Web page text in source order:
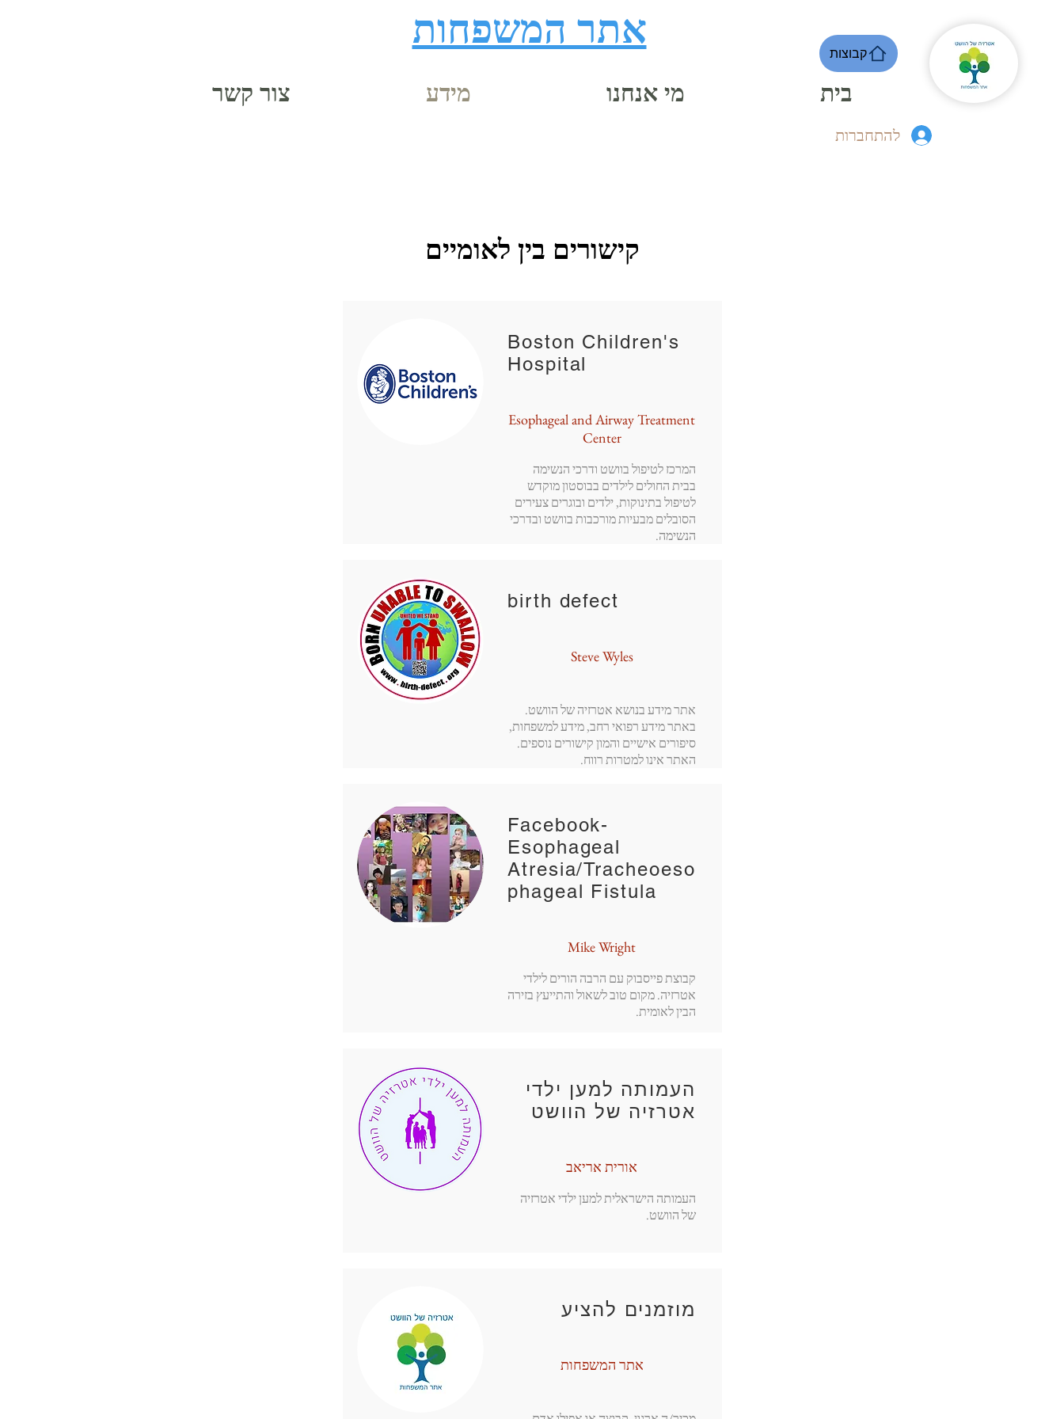
אתר המשפחות
קבוצות
בית מי אנחנו מידע צור קשר
להתחברות
קישורים בין לאומיים
Boston Children's
Hospital
Esophageal and Airway Treatment
Center
המרכז לטיפול בוושט ודרכי הנשימה
בבית החולים לילדים בבוסטון מוקדש
לטיפול בתינוקות, ילדים ובוגרים צעירים
הסובלים מבעיות מורכבות בוושט ובדרכי
הנשימה.
birth defect
Steve Wyles
אתר מידע בנושא אטרזיה של הוושט.
באתר מידע רפואי רחב, מידע למשפחות,
סיפורים אישיים והמון קישורים נוספים.
האתר אינו למטרות רווח.
Facebook-
Esophageal
Atresia/Tracheoeso
phageal Fistula
Mike Wright
קבוצת פייסבוק עם הרבה הורים לילדי
אטרזיה. מקום טוב לשאול והתייעץ בזירה
הבין לאומית.
העמותה למען ילדי
אטרזיה של הוושט
אורית אריאב
העמותה הישראלית למען ילדי אטרזיה
של הוושט.
מוזמנים להציע
אתר המשפחות